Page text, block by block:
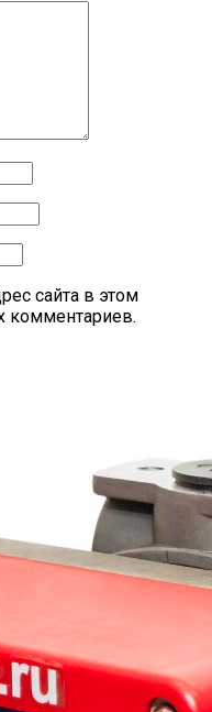
сайта в этом
комментариев.